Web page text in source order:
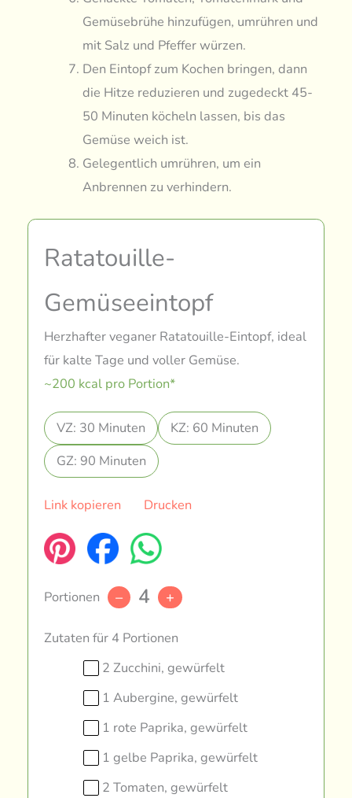
Gemüsebrühe hinzufügen, umrühren und
mit Salz und Pfeffer würzen.
Den Eintopf zum Kochen bringen, dann
die Hitze reduzieren und zugedeckt 45-
50 Minuten köcheln lassen, bis das
Gemüse weich ist.
Gelegentlich umrühren, um ein
Anbrennen zu verhindern.
Ratatouille-
Gemüseeintopf
Herzhafter veganer Ratatouille-Eintopf, ideal
für kalte Tage und voller Gemüse.
~200 kcal pro Portion*
VZ: 30 Minuten
KZ: 60 Minuten
GZ: 90 Minuten
Link kopieren Drucken
Portionen – 4 +
Zutaten für 4 Portionen
2 Zucchini, gewürfelt
1 Aubergine, gewürfelt
1 rote Paprika, gewürfelt
1 gelbe Paprika, gewürfelt
2 Tomaten, gewürfelt